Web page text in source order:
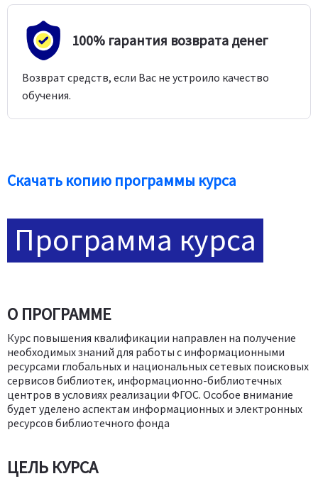
100% гарантия возврата денег
Возврат средств, если Вас не устроило качество
обучения.
Скачать копию программы курса
Программа курса
О ПРОГРАММЕ
Курс повышения квалификации направлен на получение
необходимых знаний для работы с информационными
ресурсами глобальных и национальных сетевых поисковых
сервисов библиотек, информационно-библиотечных
центров в условиях реализации ФГОС. Особое внимание
будет уделено аспектам информационных и электронных
ресурсов библиотечного фонда
ЦЕЛЬ КУРСА